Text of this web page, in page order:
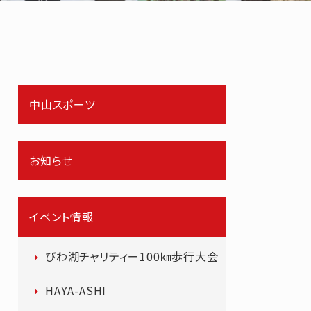
中山スポーツ
お知らせ
イベント情報
びわ湖チャリティー100㎞歩行大会
HAYA-ASHI